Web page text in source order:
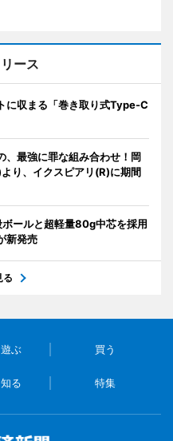
ース
に収まる「巻き取り式Type-C
、最強に罪な組み合わせ！岡
り、イクスピアリ(R)に期間
ールと超軽量80g中芯を採用
新発売
る
ぶ 買う
る 特集